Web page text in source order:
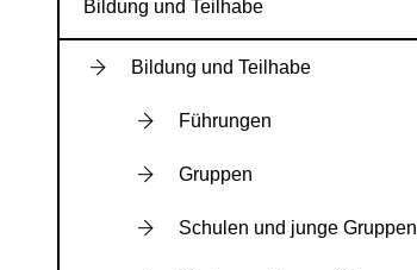
Bildung und Teilhabe
Bildung und Teilhabe
Führungen
Gruppen
Schulen und junge Gruppen